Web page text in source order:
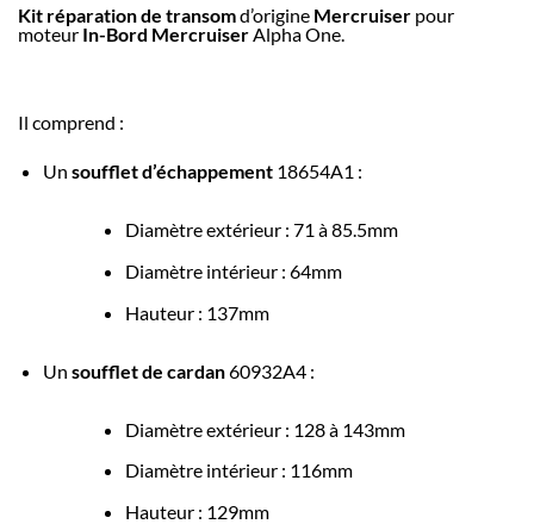
Kit réparation de transomd’origine Mercruiser pour
moteur In-Bord MercruiserAlpha One.
Il comprend :
Un soufflet d’échappement18654A1 :
Diamètre extérieur : 71 à 85.5mm
Diamètre intérieur : 64mm
Hauteur : 137mm
Un soufflet de cardan60932A4 :
Diamètre extérieur : 128 à 143mm
Diamètre intérieur : 116mm
Hauteur : 129mm